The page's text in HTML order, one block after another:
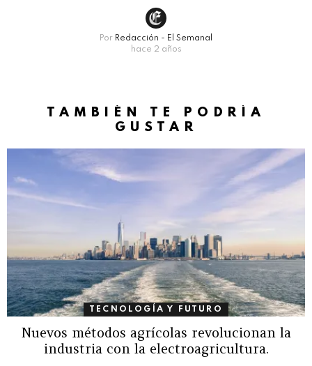
Por Redacción - El Semanal
hace 2 años
TAMBIÉN TE PODRÍA
GUSTAR
TECNOLOGÍA Y FUTURO
Nuevos métodos agrícolas revolucionan la
industria con la electroagricultura.